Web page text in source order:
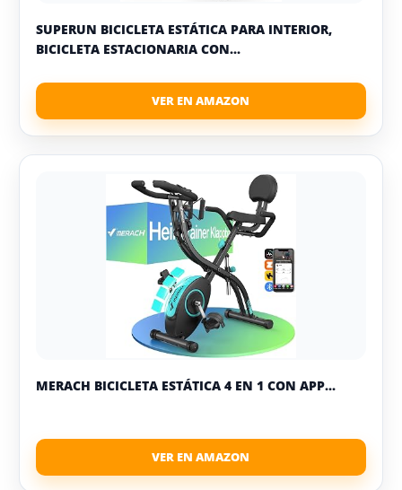
SUPERUN BICICLETA ESTÁTICA PARA INTERIOR,
BICICLETA ESTACIONARIA CON...
MERACH BICICLETA ESTÁTICA 4 EN 1 CON APP...